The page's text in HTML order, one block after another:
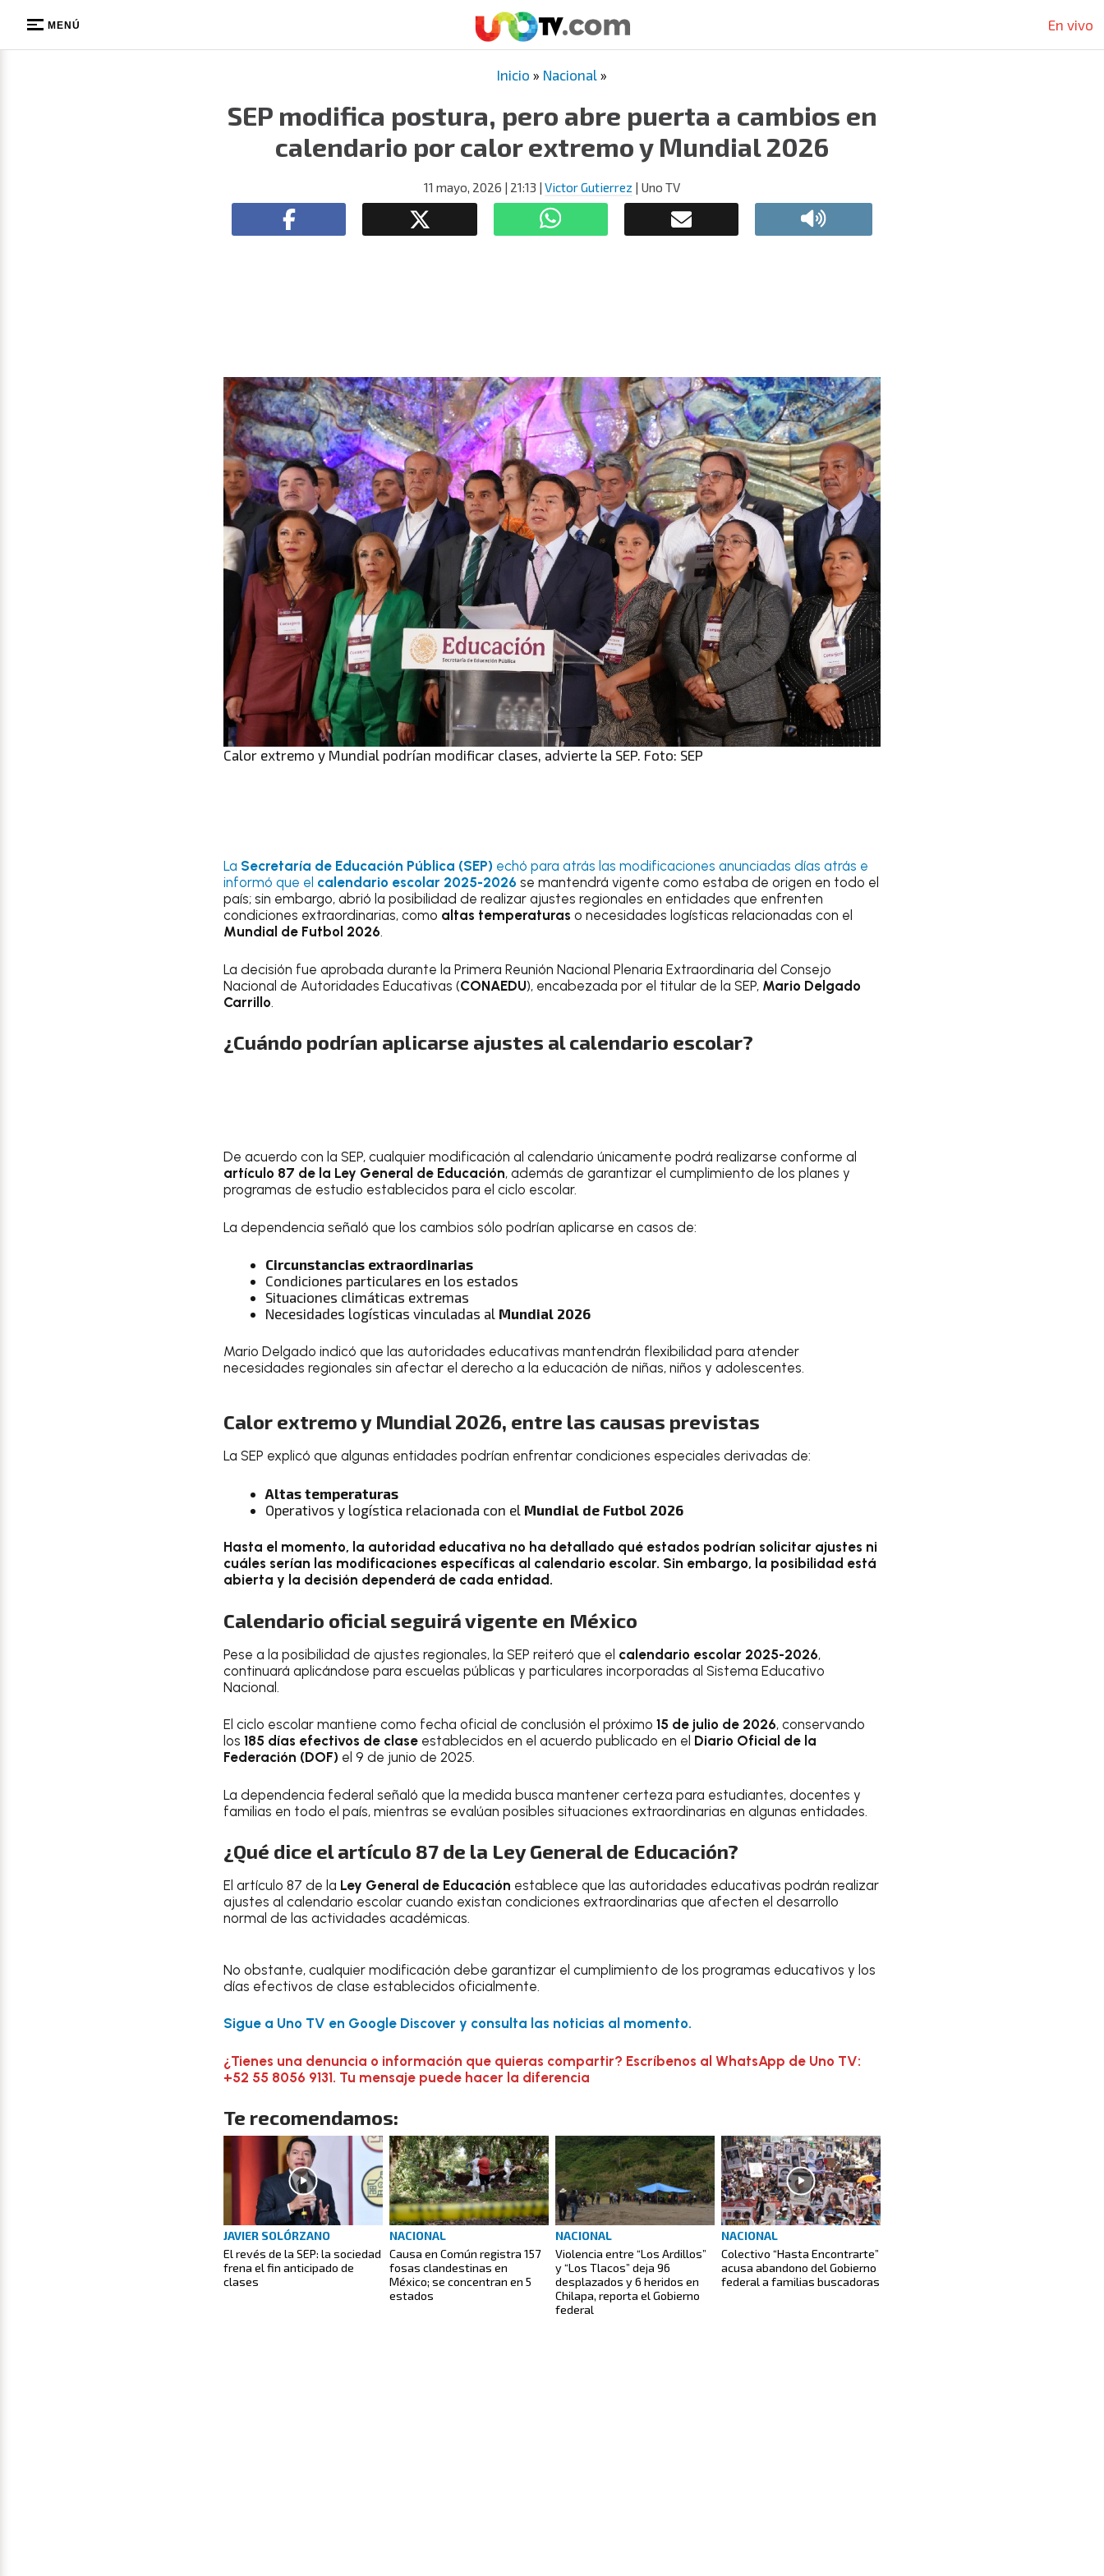
MENÚ En vivo
Inicio » Nacional »
SEP modifica postura, pero abre puerta a cambios en
calendario por calor extremo y Mundial 2026
11 mayo, 2026 | 21:13 | Victor Gutierrez | Uno TV
Calor extremo y Mundial podrían modificar clases, advierte la SEP. Foto: SEP
La Secretaría de Educación Pública (SEP) echó para atrás las modificaciones anunciadas días atrás e
informó que el calendario escolar 2025-2026 se mantendrá vigente como estaba de origen en todo el
país; sin embargo, abrió la posibilidad de realizar ajustes regionales en entidades que enfrenten
condiciones extraordinarias, como altas temperaturas o necesidades logísticas relacionadas con el
Mundial de Futbol 2026.
La decisión fue aprobada durante la Primera Reunión Nacional Plenaria Extraordinaria del Consejo
Nacional de Autoridades Educativas (CONAEDU), encabezada por el titular de la SEP, Mario Delgado
Carrillo.
¿Cuándo podrían aplicarse ajustes al calendario escolar?
De acuerdo con la SEP, cualquier modificación al calendario únicamente podrá realizarse conforme al
artículo 87 de la Ley General de Educación, además de garantizar el cumplimiento de los planes y
programas de estudio establecidos para el ciclo escolar.
La dependencia señaló que los cambios sólo podrían aplicarse en casos de:
Circunstancias extraordinarias
Condiciones particulares en los estados
Situaciones climáticas extremas
Necesidades logísticas vinculadas al Mundial 2026
Mario Delgado indicó que las autoridades educativas mantendrán flexibilidad para atender
necesidades regionales sin afectar el derecho a la educación de niñas, niños y adolescentes.
Calor extremo y Mundial 2026, entre las causas previstas
La SEP explicó que algunas entidades podrían enfrentar condiciones especiales derivadas de:
Altas temperaturas
Operativos y logística relacionada con el Mundial de Futbol 2026
Hasta el momento, la autoridad educativa no ha detallado qué estados podrían solicitar ajustes ni
cuáles serían las modificaciones específicas al calendario escolar. Sin embargo, la posibilidad está
abierta y la decisión dependerá de cada entidad.
Calendario oficial seguirá vigente en México
Pese a la posibilidad de ajustes regionales, la SEP reiteró que el calendario escolar 2025-2026,
continuará aplicándose para escuelas públicas y particulares incorporadas al Sistema Educativo
Nacional.
El ciclo escolar mantiene como fecha oficial de conclusión el próximo 15 de julio de 2026, conservando
los 185 días efectivos de clase establecidos en el acuerdo publicado en el Diario Oficial de la
Federación (DOF) el 9 de junio de 2025.
La dependencia federal señaló que la medida busca mantener certeza para estudiantes, docentes y
familias en todo el país, mientras se evalúan posibles situaciones extraordinarias en algunas entidades.
¿Qué dice el artículo 87 de la Ley General de Educación?
El artículo 87 de la Ley General de Educación establece que las autoridades educativas podrán realizar
ajustes al calendario escolar cuando existan condiciones extraordinarias que afecten el desarrollo
normal de las actividades académicas.
No obstante, cualquier modificación debe garantizar el cumplimiento de los programas educativos y los
días efectivos de clase establecidos oficialmente.
Sigue a Uno TV en Google Discover y consulta las noticias al momento.
¿Tienes una denuncia o información que quieras compartir? Escríbenos al WhatsApp de Uno TV:
+52 55 8056 9131. Tu mensaje puede hacer la diferencia
Te recomendamos:
JAVIER SOLÓRZANO
El revés de la SEP: la sociedad
frena el fin anticipado de
clases
NACIONAL
Causa en Común registra 157
fosas clandestinas en
México; se concentran en 5
estados
NACIONAL
Violencia entre “Los Ardillos”
y “Los Tlacos” deja 96
desplazados y 6 heridos en
Chilapa, reporta el Gobierno
federal
NACIONAL
Colectivo “Hasta Encontrarte”
acusa abandono del Gobierno
federal a familias buscadoras